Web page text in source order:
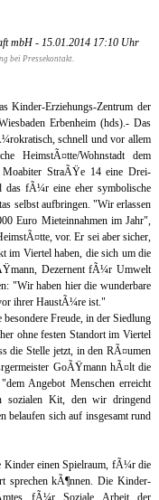
mbH - 15.01.2014 17:10 Uhr
bei Pressekontakt.
Kinder-Erziehungs-Zentrum der
Erbenheim (hds).- Das
schnell und vor allem
HeimstÃ¤tte/Wohnstadt dem
StraÃŸe 14 eine Drei-
das fÃ¼r eine eher symbolische
selbst aufbringen. "Wir erlassen
Euro Mieteinnahmen im Jahr",
vor. Er sei aber sicher,
im Viertel haben, die sich um die
Dezernent fÃ¼r Umwelt
"Wir haben hier die wunderbare
ihrer HaustÃ¼re ist."
Freude, in der Siedlung
ohne festen Standort im Viertel
die Stelle jetzt, in den RÃ¤umen
GoÃŸmann hÃ¤lt die
Angebot Menschen erreicht
sozialen Kit, den wir dringend
belaufen sich auf insgesamt rund
einen Spielraum, fÃ¼r die
sprechen kÃ¶nnen. Die Kinder-
fÃ¼r Soziale Arbeit der